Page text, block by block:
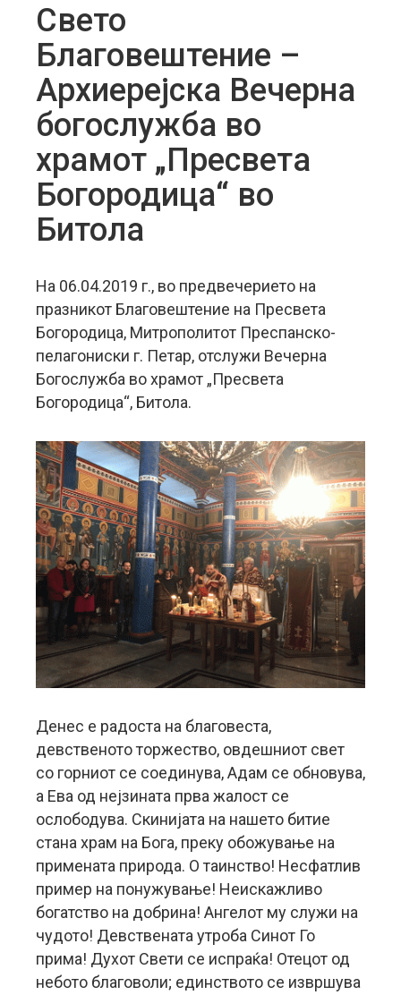
Свето
Благовештение –
Архиерејска Вечерна
богослужба во
храмот „Пресвета
Богородица“ во
Битола
На 06.04.2019 г., во предвечерието на
празникот Благовештение на Пресвета
Богородица, Митрополитот Преспанско-
пелагониски г. Петар, отслужи Вечерна
Богослужба во храмот „Пресвета
Богородица“, Битола.
Денес е радоста на благовеста,
девственото торжество, овдешниот свет
со горниот се соединува, Адам се обновува,
а Ева од нејзината прва жалост се
ослободува. Скинијата на нашето битие
стана храм на Бога, преку обожување на
примената природа. О таинство! Несфатлив
пример на понужување! Неискажливо
богатство на добрина! Ангелот му служи на
чудото! Девствената утроба Синот Го
прима! Духот Свети се испраќа! Отецот од
небото благоволи; единството се извршува